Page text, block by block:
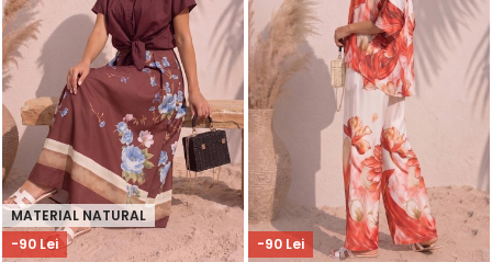
-90 Lei
MATERIAL NATURAL
-90 Lei